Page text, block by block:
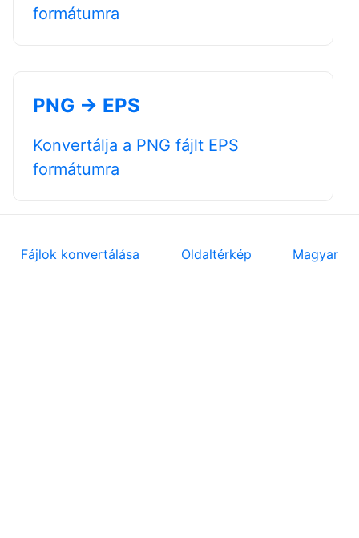
formátumra
PNG → EPS
Konvertálja a PNG fájlt EPS
formátumra
Fájlok konvertálása Oldaltérkép Magyar